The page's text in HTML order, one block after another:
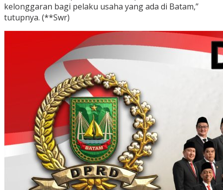
kelonggaran bagi pelaku usaha yang ada di Batam,”
tutupnya. (**Swr)